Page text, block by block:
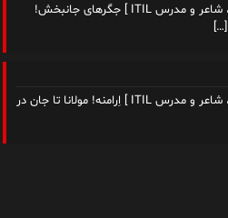
هادی احمدی (سروش): [ نویسنده، شاعر و مدرس ITIL ] جگرهای جانبخش!
[…]
هادی احمدی (سروش): [ نویسنده، شاعر و مدرس ITIL ] اِرامنه! مولانا تا جان در